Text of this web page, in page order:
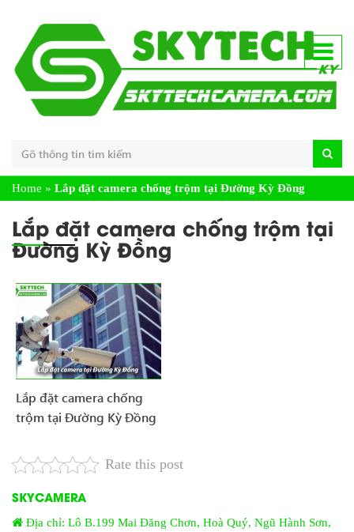
Home » Lắp đặt camera chống trộm tại Đường Kỳ Đồng
Lắp đặt camera chống trộm tại
Đường Kỳ Đồng
Lắp đặt camera chống
trộm tại Đường Kỳ Đồng
Rate this post
SKYCAMERA
Địa chỉ: Lô B.199 Mai Đăng Chơn, Hoà Quý, Ngũ Hành Sơn,